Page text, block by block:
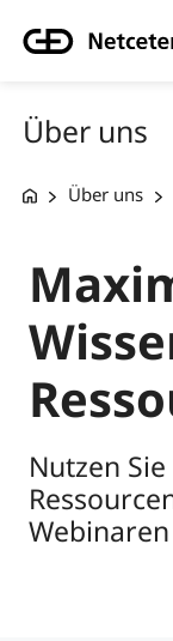
Über uns
Über uns
Nutzen